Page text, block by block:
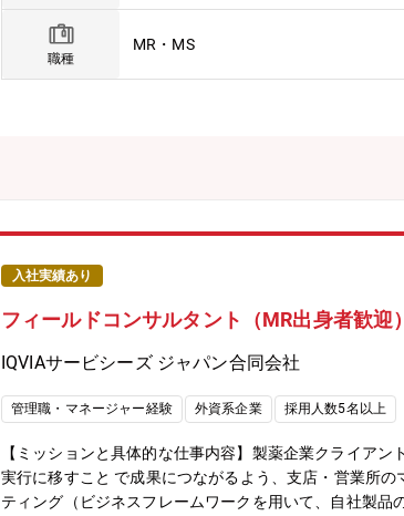
職種
MR・MS
入社実績あり
フィールドコンサルタント（MR出身者歓迎）
IQVIAサービシーズ ジャパン合同会社
管理職・マネージャー経験 外資系企業 採用人数5名以上
【ミッションと具体的な仕事内容】製薬企業クライア
実行に移すこと で成果につながるよう、支店・営業所
ティング（ビジネスフレームワークを用いて、自社製品